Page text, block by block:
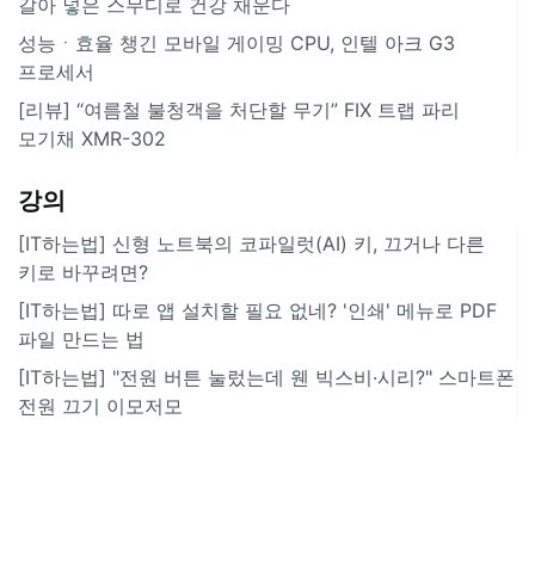
성능ㆍ효율 챙긴 모바일 게이밍 CPU, 인텔 아크 G3
프로세서
[리뷰] “여름철 불청객을 처단할 무기” FIX 트랩 파리
모기채 XMR-302
강의
[IT하는법] 신형 노트북의 코파일럿(AI) 키, 끄거나 다른
키로 바꾸려면?
[IT하는법] 따로 앱 설치할 필요 없네? '인쇄' 메뉴로 PDF
파일 만드는 법
[IT하는법] "전원 버튼 눌렀는데 웬 빅스비·시리?" 스마트폰
전원 끄기 이모저모